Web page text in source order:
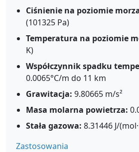
Ciśnienie na poziomie
(101325 Pa)
Temperatura na poziomie
K)
Współczynnik spadku
0.0065°C/m do 11 km
Grawitacja: 9.80665 m/s²
Masa molarna powietrza:
Stała gazowa: 8.31446 J/
Zastosowania